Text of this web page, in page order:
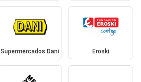
Supermercados Dani Eroski